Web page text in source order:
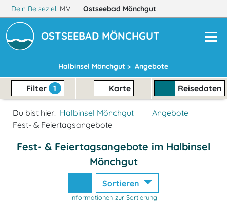
Dein Reiseziel: MV Ostseebad Mönchgut
OSTSEEBAD MÖNCHGUT
Halbinsel Mönchgut > Angebote
Filter 1 Karte Reisedaten
Du bist hier: Halbinsel Mönchgut
Angebote
Fest- & Feiertagsangebote
Fest- & Feiertagsangebote im Halbinsel
Mönchgut
Sortieren
Informationen zur Sortierung